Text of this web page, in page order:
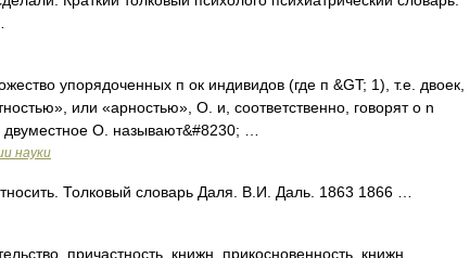
упорядоченных п ок индивидов (где п &GT; 1), т.е. двоек,
или «арностью», О. и, соответственно, говорят о n
О. называют&#8230; …
науки
Толковый словарь Даля. В.И. Даль. 1863 1866 …
причастность, книжн. прикосновенность, книжн.